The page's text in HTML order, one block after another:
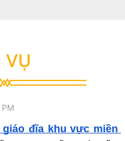
VỤ
đĩa khu vực miền